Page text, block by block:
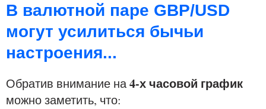
В валютной паре GBP/USD
могут усилиться бычьи
настроения...
Обратив внимание на4-х часовой график
можно заметить, что: